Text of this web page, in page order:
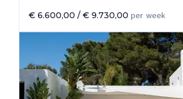
€ 6.600,00 / € 9.730,00 per week